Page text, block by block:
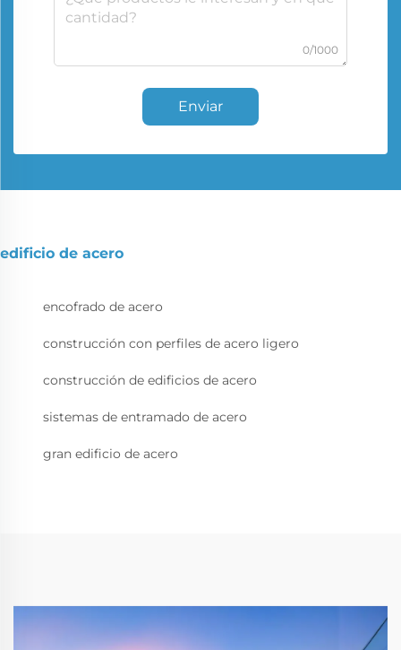
0/1000
Enviar
edificio de acero
encofrado de acero
construcción con perfiles de acero ligero
construcción de edificios de acero
sistemas de entramado de acero
gran edificio de acero